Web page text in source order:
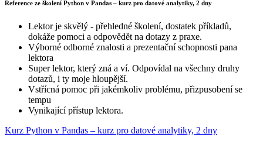
Reference ze školení Python v Pandas – kurz pro datové analytiky, 2 dny
Lektor je skvělý - přehledné školení, dostatek příkladů,
dokáže pomoci a odpovědět na dotazy z praxe.
Výborné odborné znalosti a prezentační schopnosti pana
lektora
Super lektor, který zná a ví. Odpovídal na všechny druhy
dotazů, i ty moje hloupější.
Vstřícná pomoc při jakémkoliv problému, přizpusobení se
tempu
Vynikající přístup lektora.
Kurz Python v Pandas – kurz pro datové analytiky, 2 dny